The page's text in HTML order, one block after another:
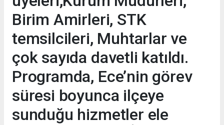
Birim Amirleri, STK
temsilcileri, Muhtarlar ve
çok sayıda davetli katıldı.
Programda, Ece’nin görev
süresi boyunca ilçeye
sunduğu hizmetler ele